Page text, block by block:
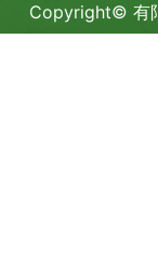
Copyright© 有